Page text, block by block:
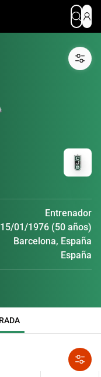
Entrenador
15/01/1976 (50 años)
Barcelona, España
España